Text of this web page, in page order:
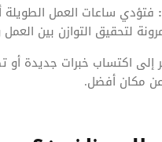
فتؤدي ساعات العمل الطويلة
لتحقيق التوازن بين
إلى اكتساب خبرات جديدة أو
عن مكان أفضل.